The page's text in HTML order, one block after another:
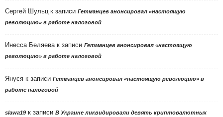
Сергей Шульцк записи Гетманцев анонсировал «настоящую
революцию» в работе налоговой
Инесса Беляевак записи Гетманцев анонсировал «настоящую
революцию» в работе налоговой
Януся к записи Гетманцев анонсировал «настоящую революцию» в
работе налоговой
slawa19 к записи В Украине ликвидировали девять криптовалютных